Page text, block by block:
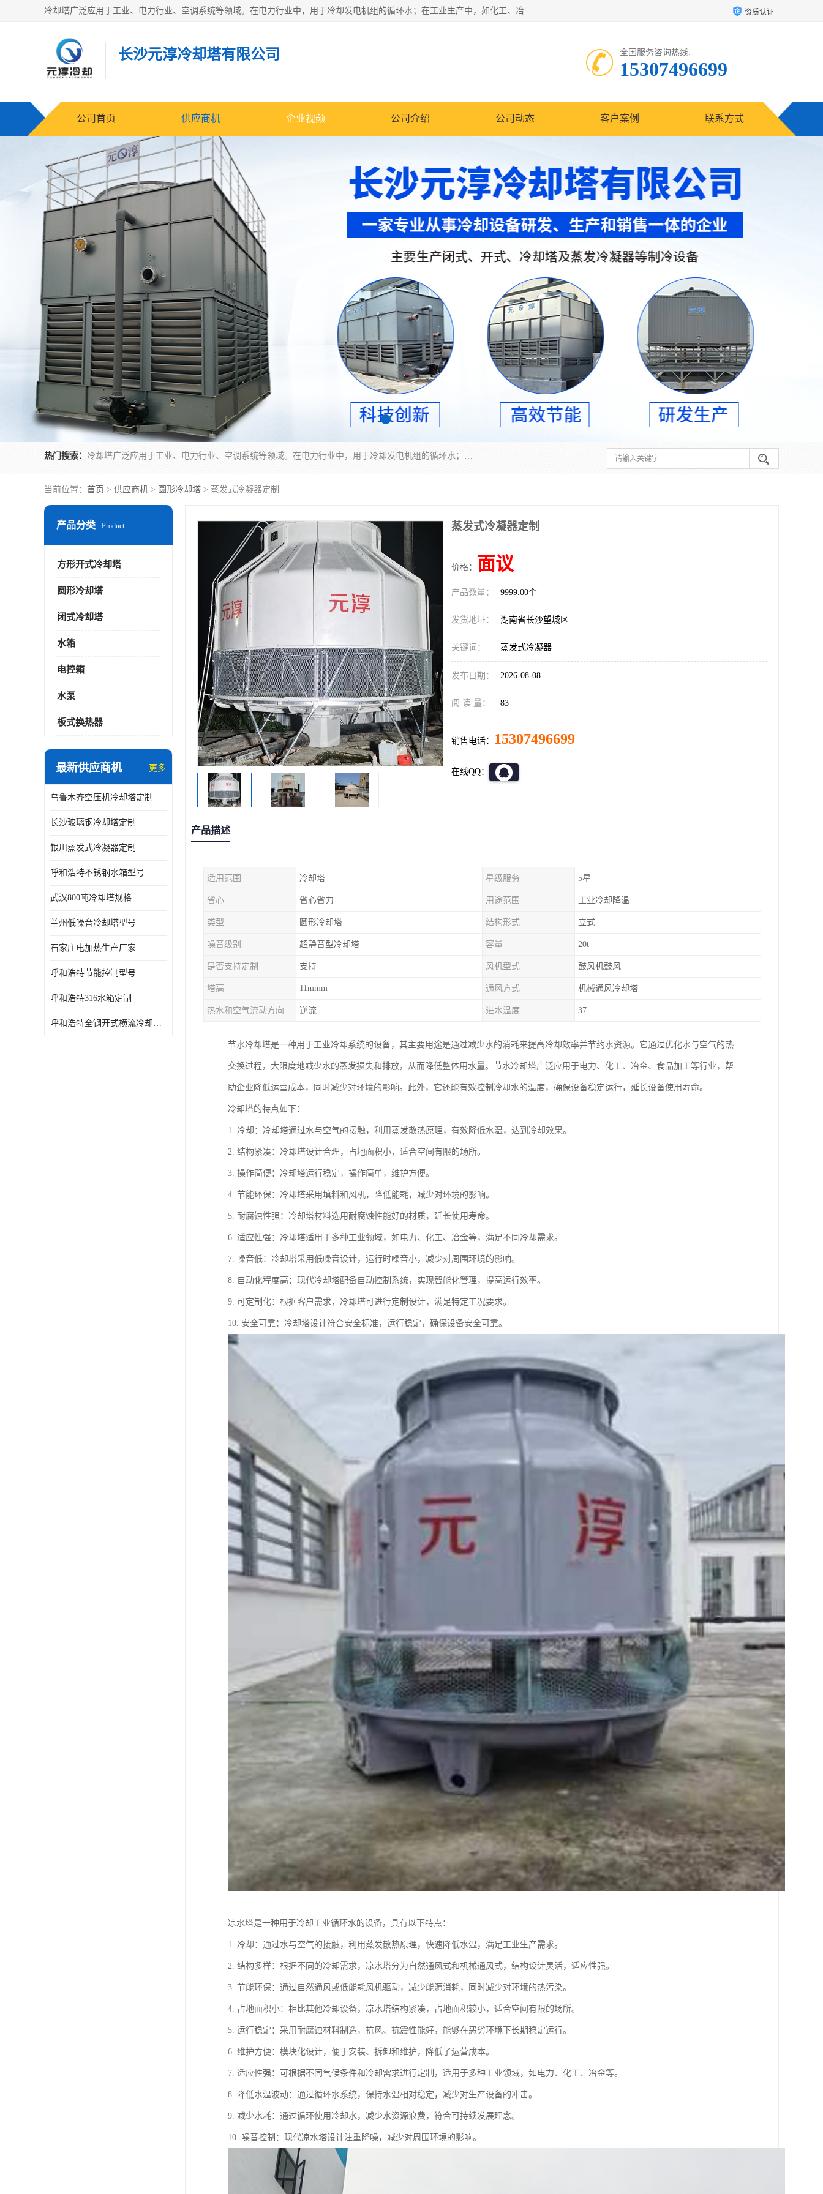
冷却塔广泛应用于工业、电力行业、空调系统等领域。在电力行业中，用于冷却发电机组的循环水；在工业生产中，如化工、冶金等行业，可降低生产过程中产生的热量；在空调系统中，为空调设备提供冷却水源 资质认证
长沙元淳冷却塔有限公司 全国服务咨询热线:
15307496699
公司首页 供应商机 企业视频 公司介绍 公司动态 客户案例 联系方式
热门搜索： 冷却塔广泛应用于工业、电力行业、空调系统等领域。在电力行业中，用于冷却发电机组的循环水；在工业生产中，如化工、冶金等行业，可降低生产过程中产生的热量；在空调系统中，为空调设备提供冷却水源
当前位置： 首页 > 供应商机 > 圆形冷却塔 > 蒸发式冷凝器定制
产品分类 Product
方形开式冷却塔
圆形冷却塔
闭式冷却塔
水箱
电控箱
水泵
板式换热器
最新供应商机 更多
乌鲁木齐空压机冷却塔定制
长沙玻璃钢冷却塔定制
银川蒸发式冷凝器定制
呼和浩特不锈钢水箱型号
武汉800吨冷却塔规格
兰州低噪音冷却塔型号
石家庄电加热生产厂家
呼和浩特节能控制型号
呼和浩特316水箱定制
呼和浩特全钢开式横流冷却塔型号
蒸发式冷凝器定制
价格： 面议
产品数量： 9999.00个
发货地址： 湖南省长沙望城区
关键词： 蒸发式冷凝器
发布日期： 2026-08-08
阅 读 量： 83
销售电话： 15307496699
在线QQ：
产品描述
适用范围 冷却塔 星级服务 5星
省心 省心省力 用途范围 工业冷却降温
类型 圆形冷却塔 结构形式 立式
噪音级别 超静音型冷却塔 容量 20t
是否支持定制 支持 风机型式 鼓风机鼓风
塔高 11mmm 通风方式 机械通风冷却塔
热水和空气流动方向 逆流 进水温度 37
节水冷却塔是一种用于工业冷却系统的设备，其主要用途是通过减少水的消耗来提高冷却效率并节约水资源。它通过优化水与空气的热
交换过程，大限度地减少水的蒸发损失和排放，从而降低整体用水量。节水冷却塔广泛应用于电力、化工、冶金、食品加工等行业，帮
助企业降低运营成本，同时减少对环境的影响。此外，它还能有效控制冷却水的温度，确保设备稳定运行，延长设备使用寿命。
冷却塔的特点如下：
1. 冷却：冷却塔通过水与空气的接触，利用蒸发散热原理，有效降低水温，达到冷却效果。
2. 结构紧凑：冷却塔设计合理，占地面积小，适合空间有限的场所。
3. 操作简便：冷却塔运行稳定，操作简单，维护方便。
4. 节能环保：冷却塔采用填料和风机，降低能耗，减少对环境的影响。
5. 耐腐蚀性强：冷却塔材料选用耐腐蚀性能好的材质，延长使用寿命。
6. 适应性强：冷却塔适用于多种工业领域，如电力、化工、冶金等，满足不同冷却需求。
7. 噪音低：冷却塔采用低噪音设计，运行时噪音小，减少对周围环境的影响。
8. 自动化程度高：现代冷却塔配备自动控制系统，实现智能化管理，提高运行效率。
9. 可定制化：根据客户需求，冷却塔可进行定制设计，满足特定工况要求。
10. 安全可靠：冷却塔设计符合安全标准，运行稳定，确保设备安全可靠。
凉水塔是一种用于冷却工业循环水的设备，具有以下特点：
1. 冷却：通过水与空气的接触，利用蒸发散热原理，快速降低水温，满足工业生产需求。
2. 结构多样：根据不同的冷却需求，凉水塔分为自然通风式和机械通风式，结构设计灵活，适应性强。
3. 节能环保：通过自然通风或低能耗风机驱动，减少能源消耗，同时减少对环境的热污染。
4. 占地面积小：相比其他冷却设备，凉水塔结构紧凑，占地面积较小，适合空间有限的场所。
5. 运行稳定：采用耐腐蚀材料制造，抗风、抗震性能好，能够在恶劣环境下长期稳定运行。
6. 维护方便：模块化设计，便于安装、拆卸和维护，降低了运营成本。
7. 适应性强：可根据不同气候条件和冷却需求进行定制，适用于多种工业领域，如电力、化工、冶金等。
8. 降低水温波动：通过循环水系统，保持水温相对稳定，减少对生产设备的冲击。
9. 减少水耗：通过循环使用冷却水，减少水资源浪费，符合可持续发展理念。
10. 噪音控制：现代凉水塔设计注重降噪，减少对周围环境的影响。